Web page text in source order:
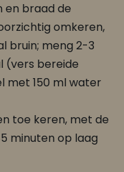
en braad de
omkeren,
bruin; meng 2-3
(vers bereide
met 150 ml water
toe keren, met de
minuten op laag